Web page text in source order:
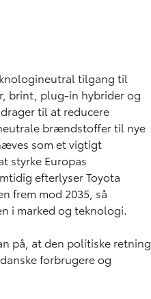
tilgang til
brint, plug-in hybrider og
til at reducere
brændstoffer til nye
som et vigtigt
styrke Europas
efterlyser Toyota
frem mod 2035, så
i marked og teknologi.
på, at den politiske retning
forbrugere og